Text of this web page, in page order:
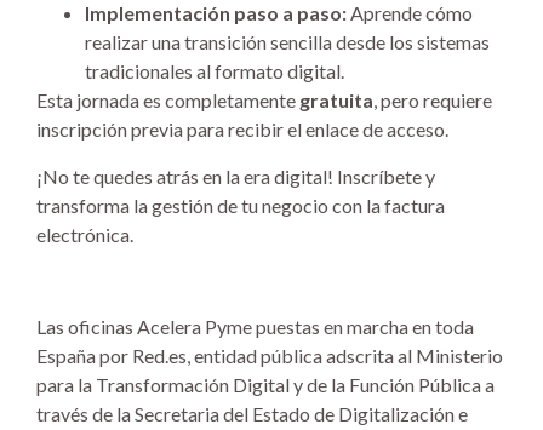
Implementación paso a paso:Aprende cómo
realizar una transición sencilla desde los sistemas
tradicionales al formato digital.
Esta jornada es completamente gratuita, pero requiere
inscripción previa para recibir el enlace de acceso.
¡No te quedes atrás en la era digital! Inscríbete y
transforma la gestión de tu negocio con la factura
electrónica.
Las oficinas Acelera Pyme puestas en marcha en toda
España por Red.es, entidad pública adscrita al Ministerio
para la Transformación Digital y de la Función Pública a
través de la Secretaria del Estado de Digitalización e